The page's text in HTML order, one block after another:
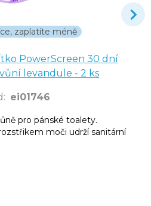
zaplatíte méně
PowerScreen 30 dní
levandule - 2 ks
: ei01746
pro pánské toalety.
moči udrží sanitární